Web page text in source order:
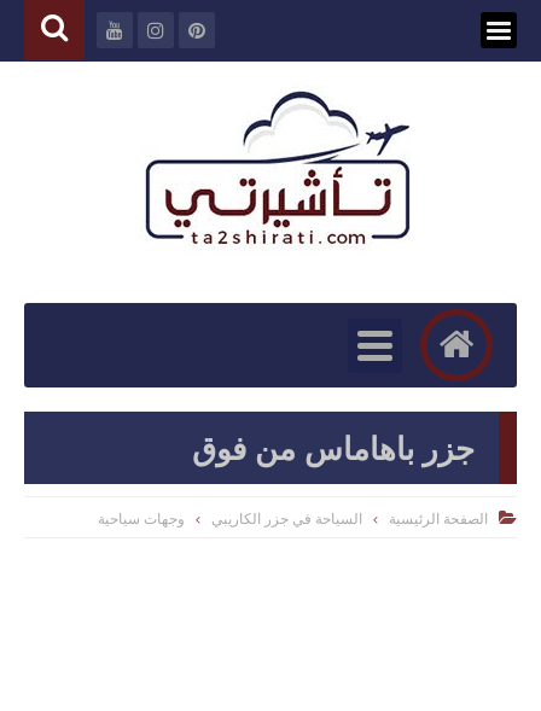
جزر باهاماس من فوق
 الصفحة الرئيسية السياحة في جزر الكاريبي وجهات سياحية